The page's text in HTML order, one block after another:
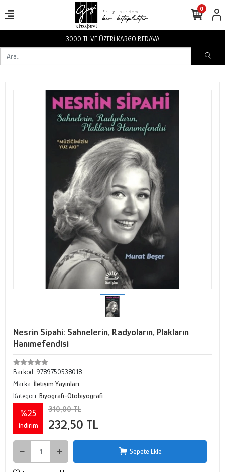
3000 TL VE ÜZERİ KARGO BEDAVA
0
Nesrin Sipahi: Sahnelerin, Radyoların, Plakların
Hanımefendisi
Barkod: 9789750538018
Marka: İletişim Yayınları
Kategori: Biyografi-Otobiyografi
%25
indirim
310,00 TL
232,50 TL
Sepete Ekle